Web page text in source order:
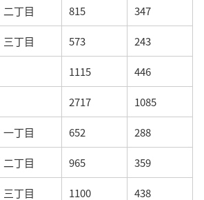
二丁目 815 347
三丁目 573 243
1115 446
2717 1085
一丁目 652 288
二丁目 965 359
三丁目 1100 438